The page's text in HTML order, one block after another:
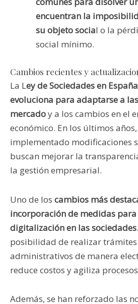
encuentran la
su objeto social o la
social mínimo.
Cambios recientes y
La Ley de Sociedades en
evoluciona para adaptarse a
mercadoy a los cambios en el
económico. En los últimos
implementado modificaciones
buscan mejorar la
la gestión empresarial.
Uno de los cambios más
incorporación de medidas
digitalización en las sociedades
posibilidad de realizar trámites
administrativos de manera
reduce costos y agiliza
Además, se han reforzado las